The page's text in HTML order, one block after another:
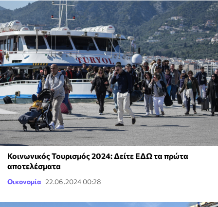
Κοινωνικός Τουρισμός 2024: Δείτε ΕΔΩ τα πρώτα
αποτελέσματα
Οικονομία 22.06.2024 00:28